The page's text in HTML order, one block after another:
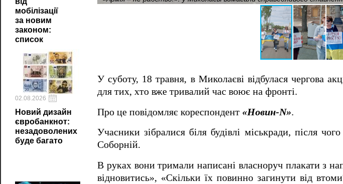
мобілізації
за новим
законом:
список
02.08.2026
Новий дизайн
євробанкнот:
незадоволених
буде багато
У суботу, 18 травня, в Миколаєві відбулася чергова
для тих, хто вже тривалий час воює на фронті.
Про це повідомляє кореспондент «Новин-N».
Учасники зібралися біля будівлі міськради, після
Соборній.
В руках вони тримали написані власноруч плакати з
відновитись», «Скільки їх повинно загинути від